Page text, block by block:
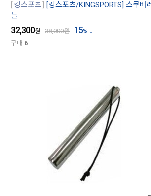
킹스포츠
[킹스포츠/KINGSPORTS] 스쿠버레
틀
32,300원 38,000원 15%
구매 6